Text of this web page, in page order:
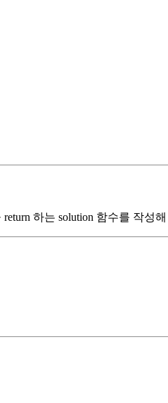
하는 solution 함수를 작성